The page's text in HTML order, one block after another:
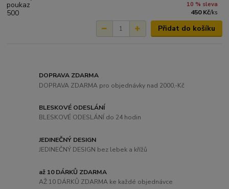
10 % sleva
450 Kč/ks
Přidat do košíku
DOPRAVA ZDARMA
DOPRAVA ZDARMA pro objednávky nad 2000,-Kč
BLESKOVÉ ODESLÁNÍ
BLESKOVÉ ODESLÁNÍ do 24 hodin
JEDINEČNÝ DESIGN
JEDINEČNÝ DESIGN bez lebek a křížů
až 10 DÁRKŮ ZDARMA
AŽ 10 DÁRKŮ ZDARMA ke každé objednávce